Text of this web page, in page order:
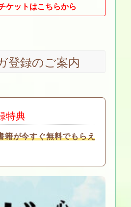
ケットはこちらから
登録のご案内
特典
籍が今すぐ無料でもらえ